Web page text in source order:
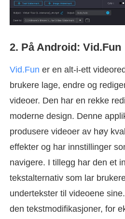
2. På Android: Vid.Fun
Vid.Fun er en alt-i-ett
brukere lage, endre og
videoer. Den har en rekke
moderne design. Denne
produsere videoer av høy
effekter og har innstillinger
navigere. I tillegg har den et
tekstalternativ som lar
undertekster til videoene
den tekstmodifikasjoner, for